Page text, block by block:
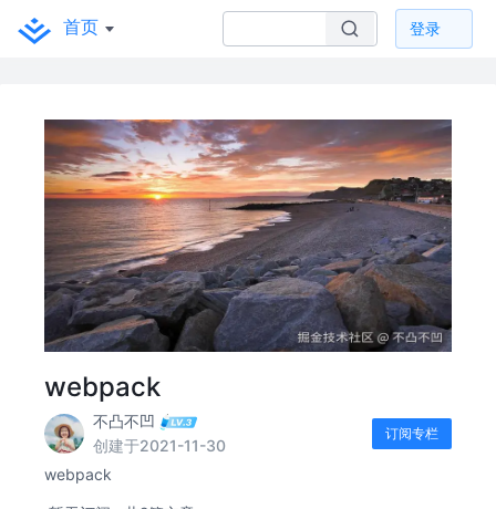
首页 登录
webpack
不凸不凹
创建于2021-11-30
订阅专栏
webpack